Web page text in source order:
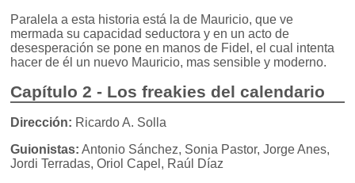
Paralela a esta historia está la de Mauricio, que ve
mermada su capacidad seductora y en un acto de
desesperación se pone en manos de Fidel, el cual intenta
hacer de él un nuevo Mauricio, mas sensible y moderno.
Capítulo 2 - Los freakies del calendario
Dirección: Ricardo A. Solla
Guionistas: Antonio Sánchez, Sonia Pastor, Jorge Anes,
Jordi Terradas, Oriol Capel, Raúl Díaz